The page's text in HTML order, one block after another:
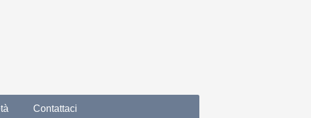
Contattaci